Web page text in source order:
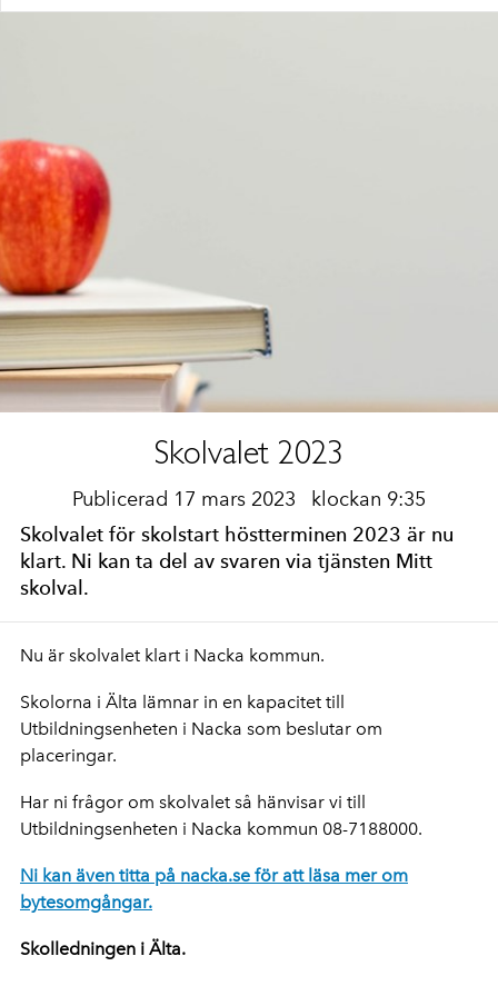
Skolvalet 2023
Publicerad 17 mars 2023 klockan 9:35
Skolvalet för skolstart höstterminen 2023 är nu
klart. Ni kan ta del av svaren via tjänsten Mitt
skolval.
Nu är skolvalet klart i Nacka kommun.
Skolorna i Älta lämnar in en kapacitet till
Utbildningsenheten i Nacka som beslutar om
placeringar.
Har ni frågor om skolvalet så hänvisar vi till
Utbildningsenheten i Nacka kommun 08-7188000.
Ni kan även titta på nacka.se för att läsa mer om
bytesomgångar.
Skolledningen i Älta.